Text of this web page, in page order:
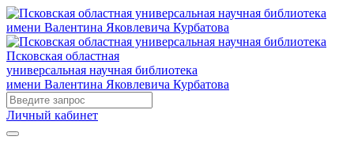
Псковская областная
универсальная научная библиотека
имени Валентина Яковлевича Курбатова
Личный кабинет